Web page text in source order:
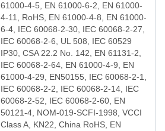
61000-4-5, EN 61000-6-2, EN 61000-
4-11, RoHS, EN 61000-4-8, EN 61000-
6-4, IEC 60068-2-30, IEC 60068-2-27,
IEC 60068-2-6, UL 508, IEC 60529
IP30, CSA 22.2 No. 142, EN 61131-2,
IEC 60068-2-64, EN 61000-4-9, EN
61000-4-29, EN50155, IEC 60068-2-1,
IEC 60068-2-2, IEC 60068-2-14, IEC
60068-2-52, IEC 60068-2-60, EN
50121-4, NOM-019-SCFI-1998, VCCI
Class A, KN22, China RoHS, EN